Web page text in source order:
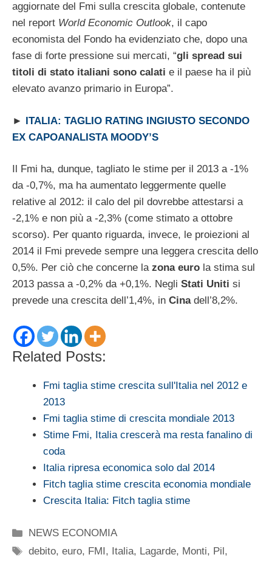
aggiornate del Fmi sulla crescita globale, contenute
nel report World Economic Outlook, il capo
economista del Fondo ha evidenziato che, dopo una
fase di forte pressione sui mercati, “gli spread sui
titoli di stato italiani sono calati e il paese ha il più
elevato avanzo primario in Europa”.
► ITALIA: TAGLIO RATING INGIUSTO SECONDO
EX CAPOANALISTA MOODY’S
Il Fmi ha, dunque, tagliato le stime per il 2013 a -1%
da -0,7%, ma ha aumentato leggermente quelle
relative al 2012: il calo del pil dovrebbe attestarsi a
-2,1% e non più a -2,3% (come stimato a ottobre
scorso). Per quanto riguarda, invece, le proiezioni al
2014 il Fmi prevede sempre una leggera crescita dello
0,5%. Per ciò che concerne la zona euro la stima sul
2013 passa a -0,2% da +0,1%. Negli Stati Uniti si
prevede una crescita dell’1,4%, in Cinadell’8,2%.
Related Posts:
Fmi taglia stime crescita sull'Italia nel 2012 e
2013
Fmi taglia stime di crescita mondiale 2013
Stime Fmi, Italia crescerà ma resta fanalino di
coda
Italia ripresa economica solo dal 2014
Fitch taglia stime crescita economia mondiale
Crescita Italia: Fitch taglia stime
Categorie
NEWS ECONOMIA
Tag
debito,euro, FMI , Italia, Lagarde, Monti, Pil ,